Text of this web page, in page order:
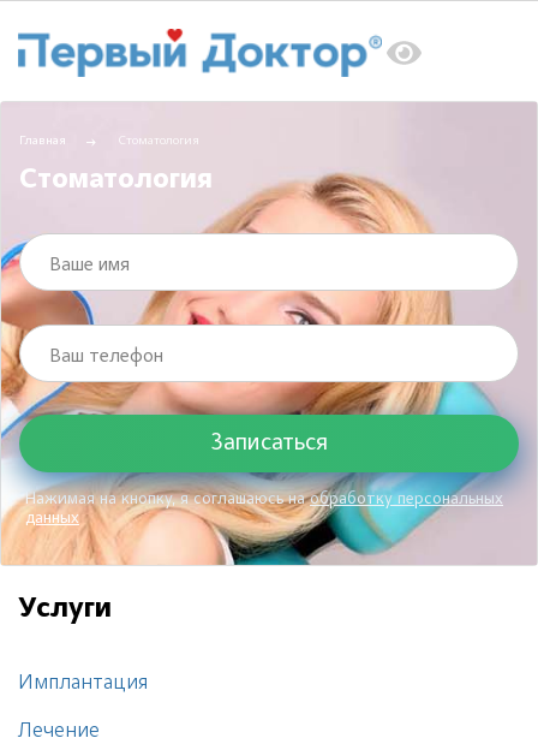
Главная Стоматология
Стоматология
Ваше имя
Ваш телефон
Нажимая на кнопку, я соглашаюсь наобработку персональных
данных
Услуги
Имплантация
Лечение